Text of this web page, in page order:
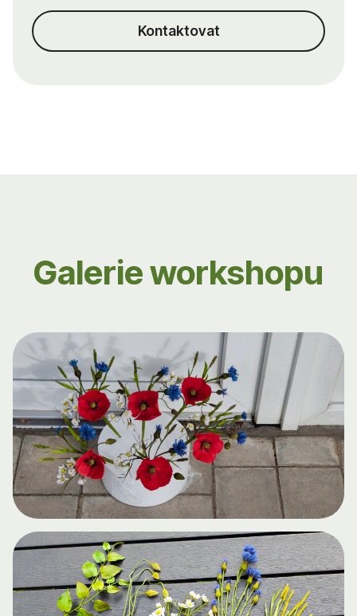
Kontaktovat
Galerie workshopu